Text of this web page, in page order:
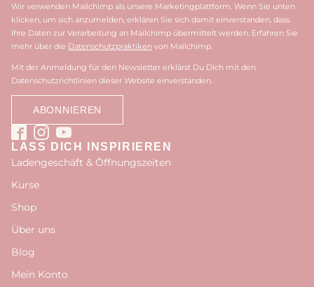
Wir verwenden Mailchimp als unsere Marketingplattform. Wenn Sie unten
klicken, um sich anzumelden, erklären Sie sich damit einverstanden, dass
Ihre Daten zur Verarbeitung an Mailchimp übermittelt werden. Erfahren Sie
mehr über die Datenschutzpraktiken von Mailchimp.
Mit der Anmeldung für den Newsletter erklärst Du Dich mit den
Datenschutzrichtlinien dieser Website einverstanden.
LASS DICH INSPIRIEREN
Ladengeschäft & Öffnungszeiten
Kurse
Shop
Über uns
Blog
Mein Konto